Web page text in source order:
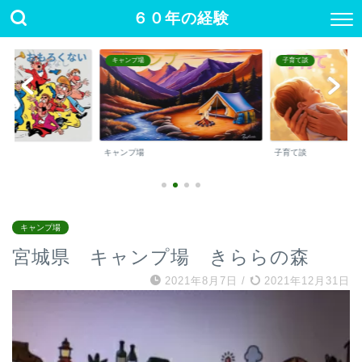
６０年の経験
キャンプ場
キャンプ場
子育て談
子育て談
キャンプ場
宮城県 キャンプ場 きららの森
2021年8月7日 / 2021年12月31日